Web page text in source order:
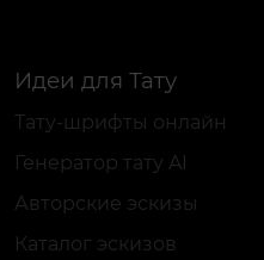
Идеи для Тату
Тату-шрифты онлайн
Генератор тату AI
Авторские эскизы
Каталог эскизов